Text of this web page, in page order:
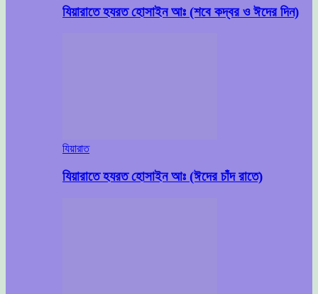
যিয়ারাতে হযরত হোসাইন আঃ (শবে কদ্বর ও ঈদের দিন)
যিয়ারাত
যিয়ারাতে হযরত হোসাইন আঃ (ঈদের চাঁদ রাতে)